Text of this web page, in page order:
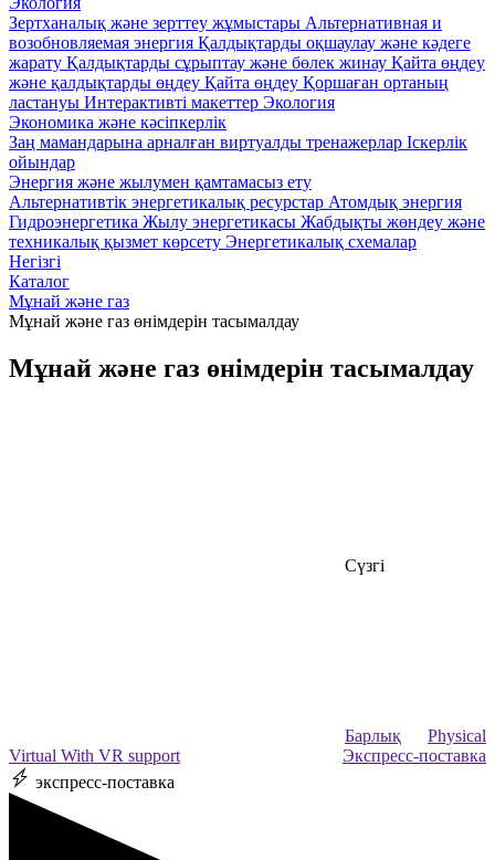
Зертханалық және зерттеу жұмыстары Альтернативная и
возобновляемая энергия Қалдықтарды оқшаулау және кәдеге
жарату Қалдықтарды сұрыптау және бөлек жинау Қайта өңдеу
және қалдықтарды өңдеу Қайта өңдеу Қоршаған ортаның
ластануы Интерактивті макеттер Экология
Экономика және кәсіпкерлік
Заң мамандарына арналған виртуалды тренажерлар Iскерлік
ойындар
Энергия және жылумен қамтамасыз ету
Альтернативтік энергетикалық ресурстар Атомдық энергия
Гидроэнергетика Жылу энергетикасы Жабдықты жөндеу және
техникалық қызмет көрсету Энергетикалық схемалар
Негізгі
Каталог
Мұнай және газ
Мұнай және газ өнімдерін тасымалдау
Мұнай және газ өнімдерін тасымалдау
Сүзгі
Барлық
Экспресс-поставка
Physical
Virtual With VR support
экспресс-поставка